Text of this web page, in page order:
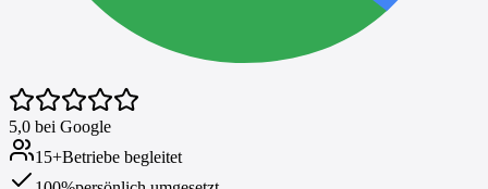
5,0 bei Google
15+Betriebe begleitet